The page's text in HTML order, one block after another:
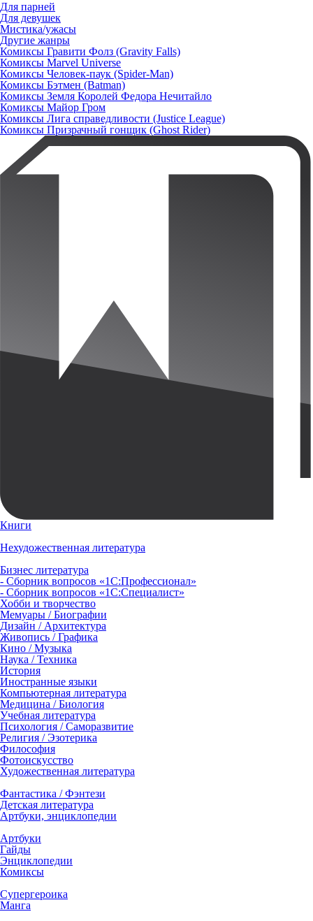
Для парней
Для девушек
Мистика/ужасы
Другие жанры
Комиксы Гравити Фолз (Gravity Falls)
Комиксы Marvel Universe
Комиксы Человек-паук (Spider-Man)
Комиксы Бэтмен (Batman)
Комиксы Земля Королей Федора Нечитайло
Комиксы Майор Гром
Комиксы Лига справедливости (Justice League)
Комиксы Призрачный гонщик (Ghost Rider)
Книги
Нехудожественная литература
Бизнес литература
- Сборник вопросов «1С:Профессионал»
- Сборник вопросов «1С:Специалист»
Хобби и творчество
Мемуары / Биографии
Дизайн / Архитектура
Живопись / Графика
Кино / Музыка
Наука / Техника
История
Иностранные языки
Компьютерная литература
Медицина / Биология
Учебная литература
Психология / Саморазвитие
Религия / Эзотерика
Философия
Фотоискусство
Художественная литература
Фантастика / Фэнтези
Детская литература
Артбуки, энциклопедии
Артбуки
Гайды
Энциклопедии
Комиксы
Супергероика
Манга